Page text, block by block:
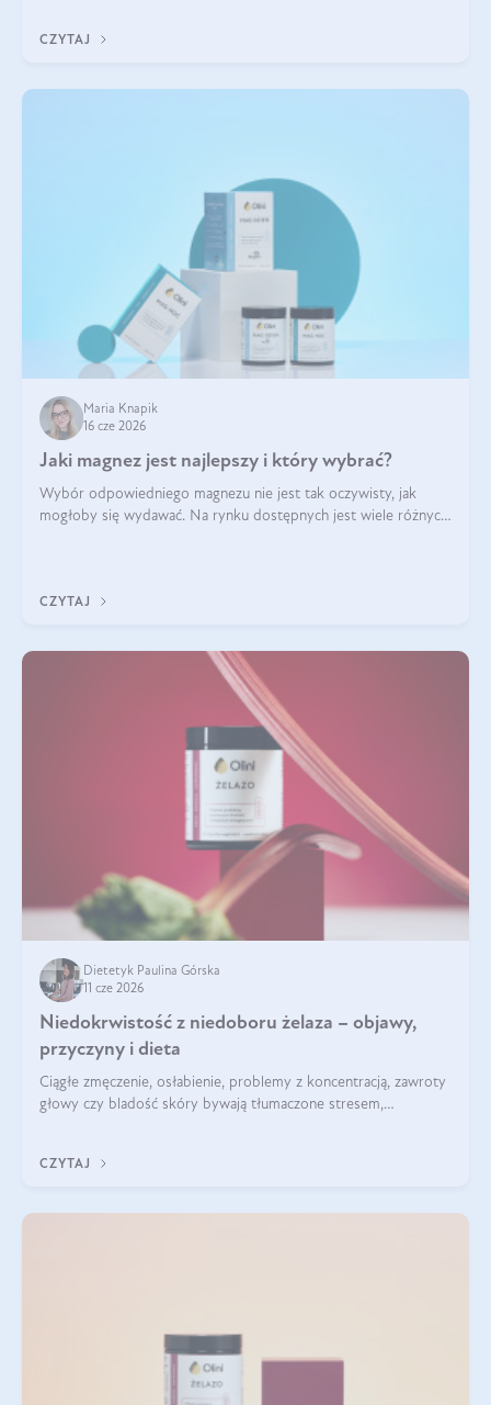
CZYTAJ
Maria Knapik
16 cze 2026
Jaki magnez jest najlepszy i który wybrać?
Wybór odpowiedniego magnezu nie jest tak oczywisty, jak
mogłoby się wydawać. Na rynku dostępnych jest wiele różnych
CZYTAJ
Dietetyk Paulina Górska
11 cze 2026
Niedokrwistość z niedoboru żelaza – objawy,
przyczyny i dieta
Ciągłe zmęczenie, osłabienie, problemy z koncentracją, zawroty
głowy czy bladość skóry bywają tłumaczone stresem,
CZYTAJ